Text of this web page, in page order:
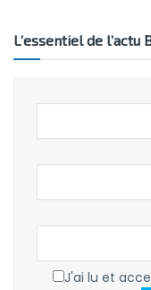
L’essentiel de
J'ai lu et